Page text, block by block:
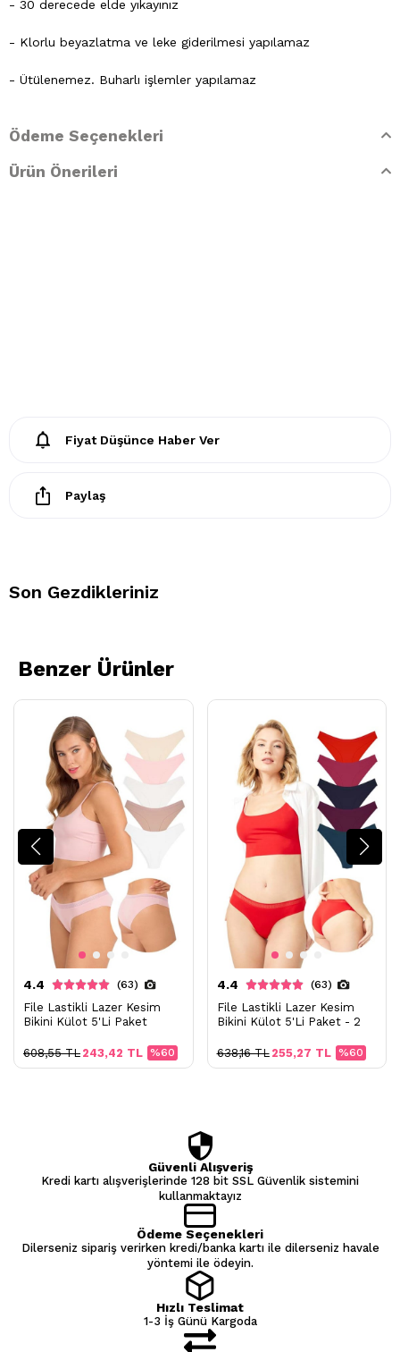
- 30 derecede elde yıkayınız
- Klorlu beyazlatma ve leke giderilmesi yapılamaz
- Ütülenemez. Buharlı işlemler yapılamaz
Ödeme Seçenekleri
Ürün Önerileri
Fiyat Düşünce Haber Ver
Paylaş
Son Gezdikleriniz
Benzer Ürünler
4.4 (63)
File Lastikli Lazer Kesim
Bikini Külot 5'Li Paket
%60
243,42 TL
608,55 TL
4.4 (63)
File Lastikli Lazer Kesim
Bikini Külot 5'Li Paket - 2
%60
255,27 TL
638,16 TL
Güvenli Alışveriş
Kredi kartı alışverişlerinde 128 bit SSL Güvenlik sistemini
kullanmaktayız
Ödeme Seçenekleri
Dilerseniz sipariş verirken kredi/banka kartı ile dilerseniz havale
yöntemi ile ödeyin.
Hızlı Teslimat
1-3 İş Günü Kargoda